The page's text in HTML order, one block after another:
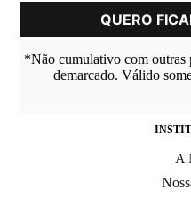
*Não cumulativo com outras
demarcado. Válido
A